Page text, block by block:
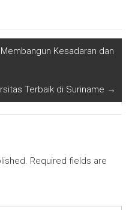
Kesadaran dan
Terbaik di Suriname →
Required fields are